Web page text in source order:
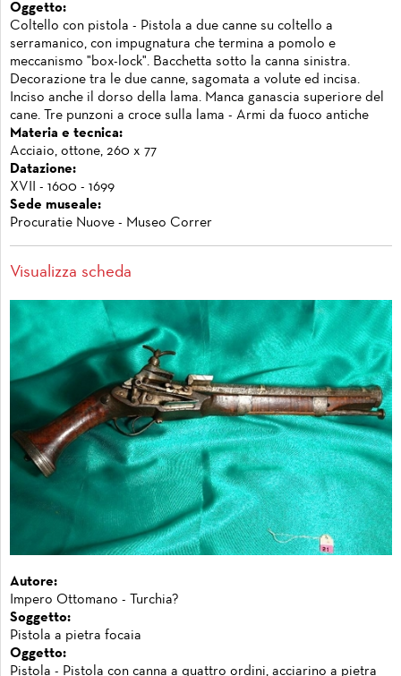
Oggetto:
Coltello con pistola - Pistola a due canne su coltello a
serramanico, con impugnatura che termina a pomolo e
meccanismo "box-lock". Bacchetta sotto la canna sinistra.
Decorazione tra le due canne, sagomata a volute ed incisa.
Inciso anche il dorso della lama. Manca ganascia superiore del
cane. Tre punzoni a croce sulla lama - Armi da fuoco antiche
Materia e tecnica:
Acciaio, ottone, 260 x 77
Datazione:
XVII - 1600 - 1699
Sede museale:
Procuratie Nuove - Museo Correr
Visualizza scheda
Autore:
Impero Ottomano - Turchia?
Soggetto:
Pistola a pietra focaia
Oggetto:
Pistola - Pistola con canna a quattro ordini, acciarino a pietra